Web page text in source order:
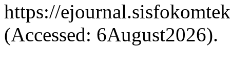
https://
(Accessed: 6August2026).